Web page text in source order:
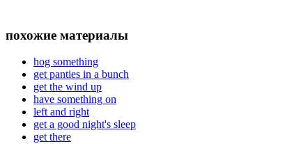
похожие материалы
hog something
get panties in a bunch
get the wind up
have something on
left and right
get a good night's sleep
get there